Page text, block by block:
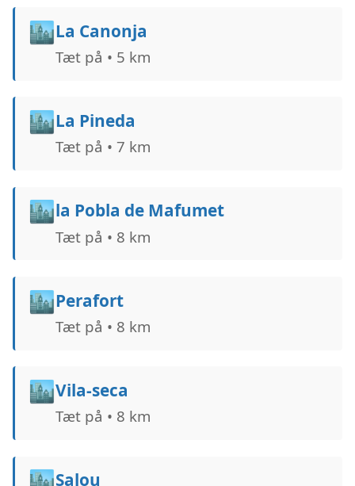
🏙️La Canonja
Tæt på • 5 km
🏙️La Pineda
Tæt på • 7 km
🏙️la Pobla de Mafumet
Tæt på • 8 km
🏙️Perafort
Tæt på • 8 km
🏙️Vila-seca
Tæt på • 8 km
Salou